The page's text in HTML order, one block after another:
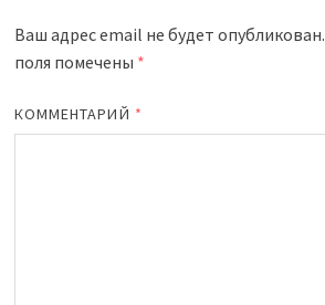
Ваш адрес email не будет опубликован.
поля помечены *
КОММЕНТАРИЙ *